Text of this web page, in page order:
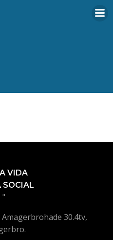
VIDA
SOCIAL
"
Amagerbrohade 30.4tv,